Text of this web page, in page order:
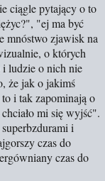
ciągle pytający o to
"ej ma być
mnóstwo zjawisk na
o których
i ludzie o nich nie
że jak o jakimś
i tak zapominają o
mi się wyjść".
i
czas do
czas do